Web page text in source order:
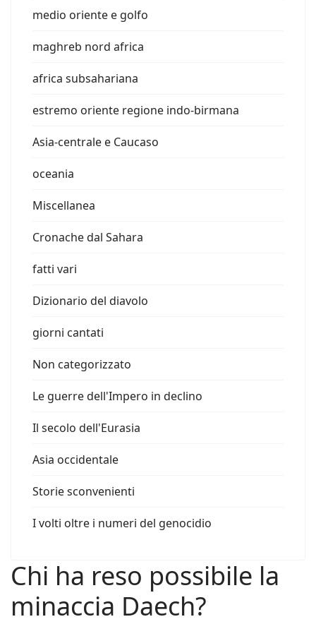
medio oriente e golfo
maghreb nord africa
africa subsahariana
estremo oriente regione indo-birmana
Asia-centrale e Caucaso
oceania
Miscellanea
Cronache dal Sahara
fatti vari
Dizionario del diavolo
giorni cantati
Non categorizzato
Le guerre dell'Impero in declino
Il secolo dell'Eurasia
Asia occidentale
Storie sconvenienti
I volti oltre i numeri del genocidio
Chi ha reso possibile la
minaccia Daech?